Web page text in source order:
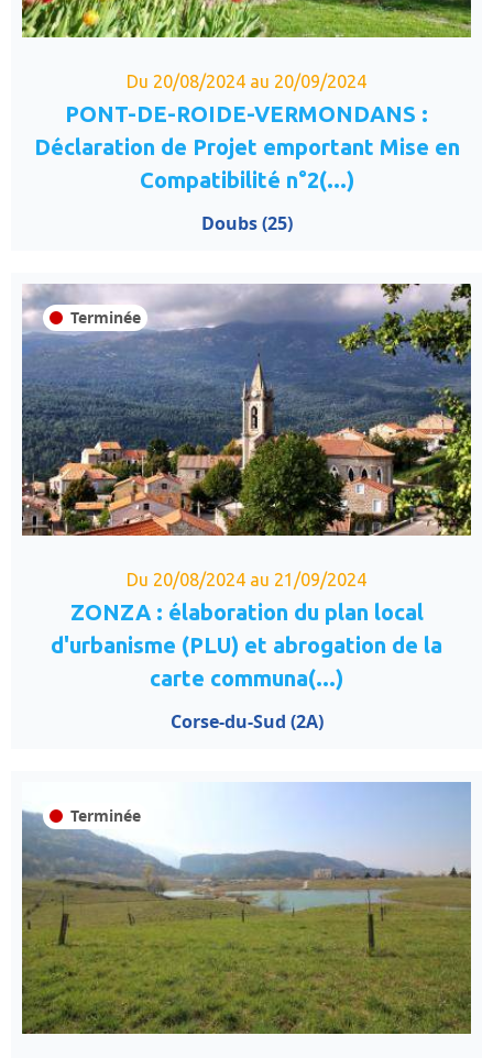
Du 20/08/2024 au 20/09/2024
PONT-DE-ROIDE-VERMONDANS :
Déclaration de Projet emportant Mise en
Compatibilité n°2(...)
Doubs (25)
Terminée
Du 20/08/2024 au 21/09/2024
ZONZA : élaboration du plan local
d'urbanisme (PLU) et abrogation de la
carte communa(...)
Corse-du-Sud (2A)
Terminée